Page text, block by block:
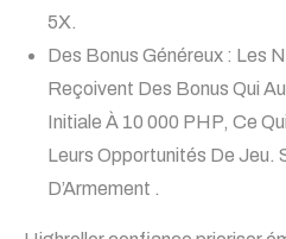
5X.
Des Bonus Généreux : Les
Reçoivent Des Bonus Qui
Initiale À 10 000 PHP, Ce
Leurs Opportunités De Jeu.
D’Armement .